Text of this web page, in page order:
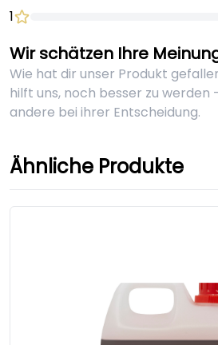
1
Wir schätzen Ihre
Wie hat dir unser Produkt
hilft uns, noch besser zu
andere bei ihrer Entscheidung.
Ähnliche Produkte